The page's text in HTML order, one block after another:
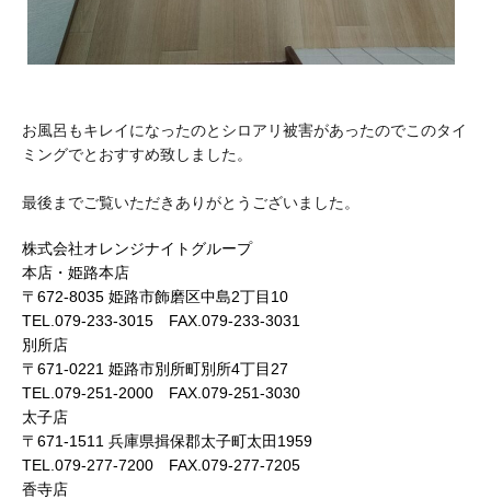
お風呂もキレイになったのとシロアリ被害があったのでこのタイ
ミングでとおすすめ致しました。
最後までご覧いただきありがとうございました。
株式会社オレンジナイトグループ
本店・姫路本店
〒672-8035 姫路市飾磨区中島2丁目10
TEL.079-233-3015 FAX.079-233-3031
別所店
〒671-0221 姫路市別所町別所4丁目27
TEL.079-251-2000 FAX.079-251-3030
太子店
〒671-1511 兵庫県揖保郡太子町太田1959
TEL.079-277-7200 FAX.079-277-7205
香寺店